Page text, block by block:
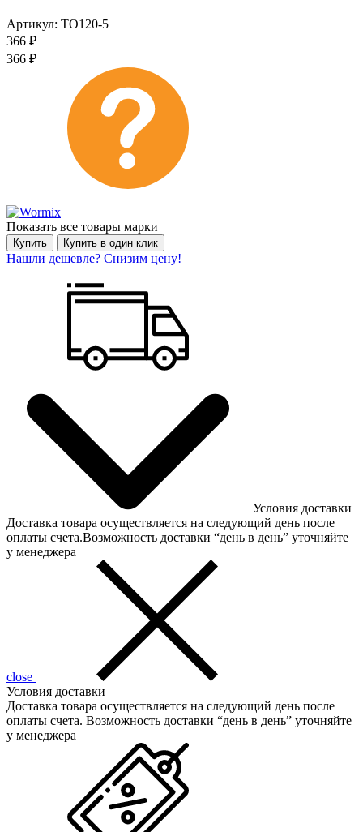
Артикул: TO120-5
366 ₽
366 ₽
Показать все товары марки
Купить Купить в один клик
Нашли дешевле? Снизим цену!
Условия доставки
Доставка товара осуществляется на следующий день после
оплаты счета.Возможность доставки “день в день” уточняйте
у менеджера
close
Условия доставки
Доставка товара осуществляется на следующий день после
оплаты счета. Возможность доставки “день в день” уточняйте
у менеджера